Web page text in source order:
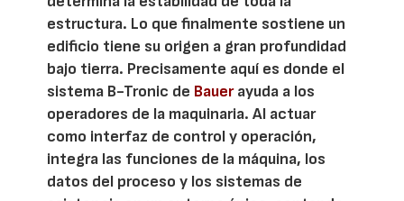
estructura. Lo que finalmente sostiene un
edificio tiene su origen a gran profundidad
bajo tierra. Precisamente aquí es donde el
sistema B-Tronic de Bauerayuda a los
operadores de la maquinaria. Al actuar
como interfaz de control y operación,
integra las funciones de la máquina, los
datos del proceso y los sistemas de